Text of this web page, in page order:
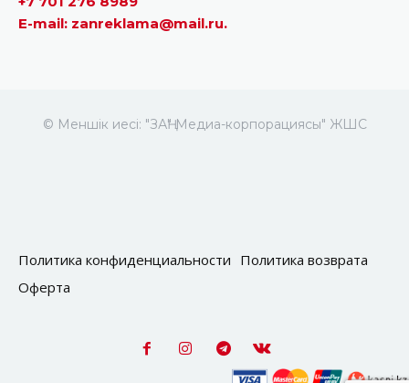
E-mail: zanreklama@mail.ru.
© Меншік иесі: "ЗАҢ" Медиа-корпорациясы" ЖШС
Политика конфиденциальности Политика возврата
Оферта